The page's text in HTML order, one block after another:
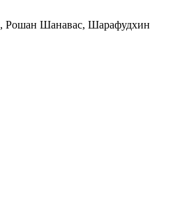
, Рошан Шанавас, Шарафудхин